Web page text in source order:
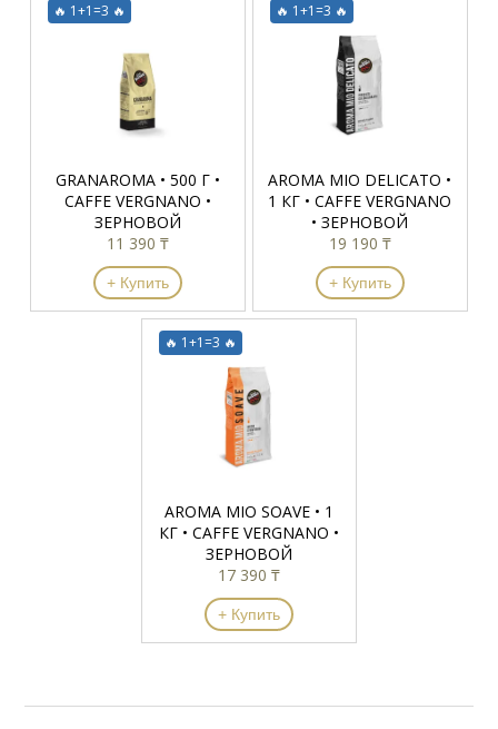
🔥 1+1=3 🔥
GRANAROMA • 500 Г •
CAFFE VERGNANO •
ЗЕРНОВОЙ
11 390 ₸
+ Купить
🔥 1+1=3 🔥
AROMA MIO DELICATO •
1 КГ • CAFFE VERGNANO
• ЗЕРНОВОЙ
19 190 ₸
+ Купить
🔥 1+1=3 🔥
AROMA MIO SOAVE • 1
КГ • CAFFE VERGNANO •
ЗЕРНОВОЙ
17 390 ₸
+ Купить